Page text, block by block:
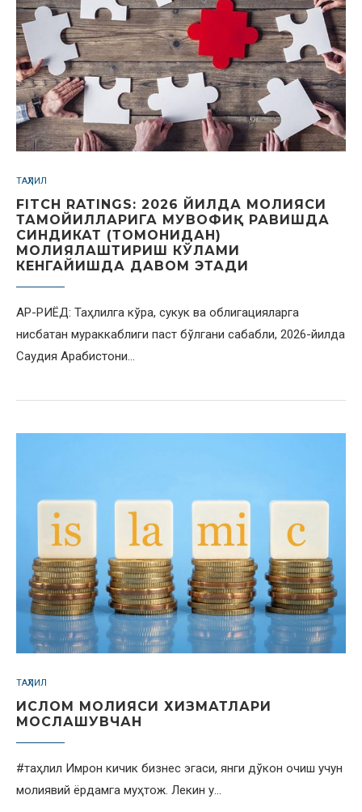
ТАҲЛИЛ
FITCH RATINGS: 2026 ЙИЛДА МОЛИЯСИ
ТАМОЙИЛЛАРИГА МУВОФИҚ РАВИШДА
СИНДИКАТ (ТОМОНИДАН)
МОЛИЯЛАШТИРИШ КЎЛАМИ
КЕНГАЙИШДА ДАВОМ ЭТАДИ
АР-РИЁД: Таҳлилга кўра, сукук ва облигацияларга
нисбатан мураккаблиги паст бўлгани сабабли, 2026-йилда
Саудия Арабистони…
ТАҲЛИЛ
ИСЛОМ МОЛИЯСИ ХИЗМАТЛАРИ
МОСЛАШУВЧАН
#таҳлил Имрон кичик бизнес эгаси, янги дўкон очиш учун
молиявий ёрдамга муҳтож. Лекин у…